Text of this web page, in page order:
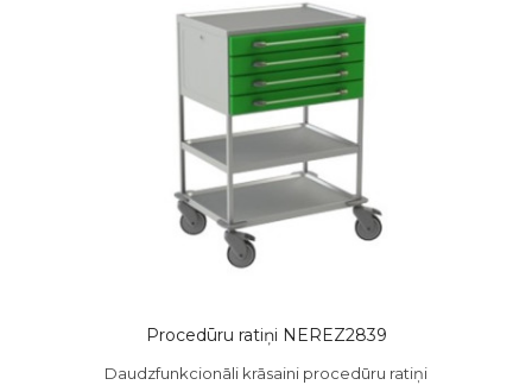
Procedūru ratiņi NEREZ2839
Daudzfunkcionāli krāsaini procedūru ratiņi